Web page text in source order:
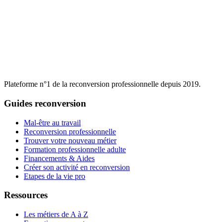
Plateforme n°1 de la reconversion professionnelle depuis 2019.
Guides reconversion
Mal-être au travail
Reconversion professionnelle
Trouver votre nouveau métier
Formation professionnelle adulte
Financements & Aides
Créer son activité en reconversion
Etapes de la vie pro
Ressources
Les métiers de A à Z